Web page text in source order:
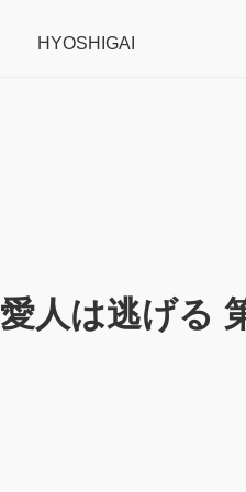
HYOSHIGAI
愛人は逃げる